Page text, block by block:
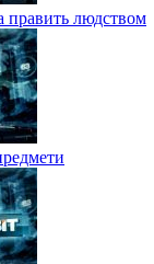
править людством